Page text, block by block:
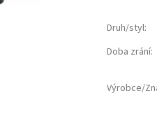
Druh/styl:
Doba zrání:
Výrobce/